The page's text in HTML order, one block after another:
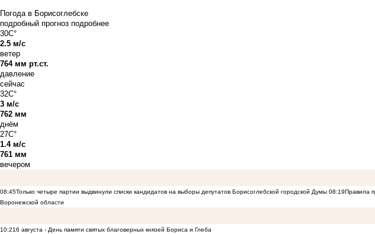
Погода в Борисоглебске
подробный прогноз подробнее
30C°
2.5 м/с
ветер
764 мм рт.ст.
давление
сейчас
32C°
3 м/с
762 мм
днём
27C°
1.4 м/с
761 мм
вечером
08:45Только четыре партии выдвинули списки кандидатов на выборы депутатов Борисоглебской городской Думы 08:19Правила
Воронежской области
10:216 августа - День памяти святых благоверных князей Бориса и Глеба